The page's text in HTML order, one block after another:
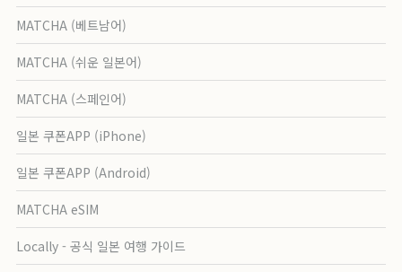
MATCHA (베트남어)
MATCHA (쉬운 일본어)
MATCHA (스페인어)
일본 쿠폰APP (iPhone)
일본 쿠폰APP (Android)
MATCHA eSIM
Locally - 공식 일본 여행 가이드